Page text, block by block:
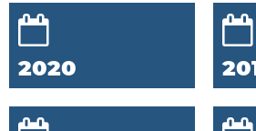
2020